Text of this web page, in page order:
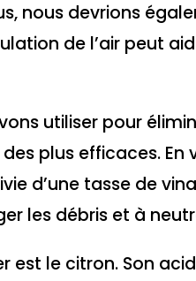
nous devrions
de l’air peut
utiliser pour
plus efficaces.
d’une tasse de
les débris et à
est le citron. Son